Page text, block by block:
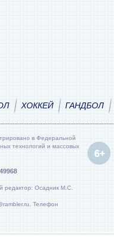
ХОККЕЙ ГАНДБОЛ
в Федеральной
технологий и массовых
редактор: Осадник М.С.
Телефон